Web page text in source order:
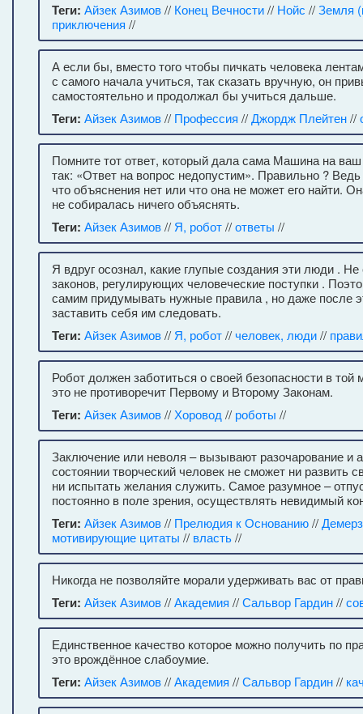
Теги: Айзек Азимов// Конец Вечности// Нойс //Земля
приключения //
А если бы, вместо того чтобы пичкать человека
с самого начала учиться, так сказать вручную, он
самостоятельно и продолжал бы учиться дальше.
Теги: Айзек Азимов// Профессия //Джордж Плейтен//
Помните тот ответ, который дала сама Машина на
так: «Ответ на вопрос недопустим». Правильно ?
что объяснения нет или что она не может его найти.
не собиралась ничего объяснять.
Теги: Айзек Азимов// Я, робот//ответы //
Я вдруг осознал, какие глупые создания эти люди .
законов, регулирующих человеческие поступки .
самим придумывать нужные правила , но даже после
заставить себя им следовать.
Теги: Айзек Азимов// Я, робот//человек, люди//
Робот должен заботиться о своей безопасности в той
это не противоречит Первому и Второму Законам.
Теги: Айзек Азимов// Хоровод // роботы //
Заключение или неволя – вызывают разочарование и
состоянии творческий человек не сможет ни развить
ни испытать желания служить. Самое разумное –
постоянно в поле зрения, осуществлять невидимый
Теги: Айзек Азимов// Прелюдия к Основанию//
мотивирующие цитаты // власть//
Никогда не позволяйте морали удерживать вас от
Теги: Айзек Азимов//Академия //Сальвор Гардин//
Единственное качество которое можно получить по
это врождённое слабоумие.
Теги: Айзек Азимов//Академия //Сальвор Гардин//